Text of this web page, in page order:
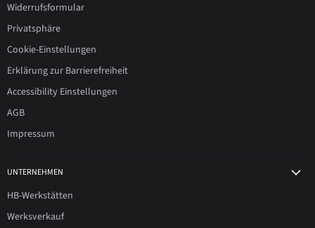
Widerrufsformular
Privatsphäre
Cookie-Einstellungen
Erklärung zur Barrierefreiheit
Accessibility Einstellungen
AGB
Impressum
UNTERNEHMEN
HB-Werkstätten
Werksverkauf